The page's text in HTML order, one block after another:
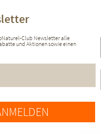
Club Newsletter alle
und Aktionen sowie einen